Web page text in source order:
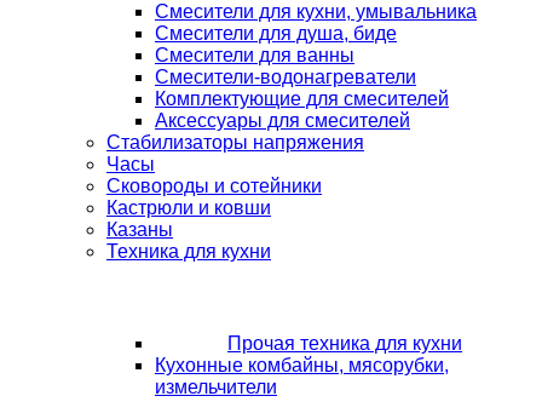
Смесители для кухни, умывальника
Смесители для душа, биде
Смесители для ванны
Смесители-водонагреватели
Комплектующие для смесителей
Аксессуары для смесителей
Стабилизаторы напряжения
Часы
Сковороды и сотейники
Кастрюли и ковши
Казаны
Техника для кухни
Прочая техника для кухни
Кухонные комбайны, мясорубки,
измельчители